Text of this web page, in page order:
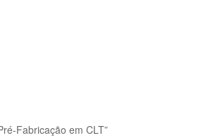
Fabricação em CLT”